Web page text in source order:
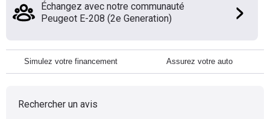
Échangez avec notre communauté
Peugeot E-208 (2e Generation)
Simulez votre financement Assurez votre auto
Rechercher un avis